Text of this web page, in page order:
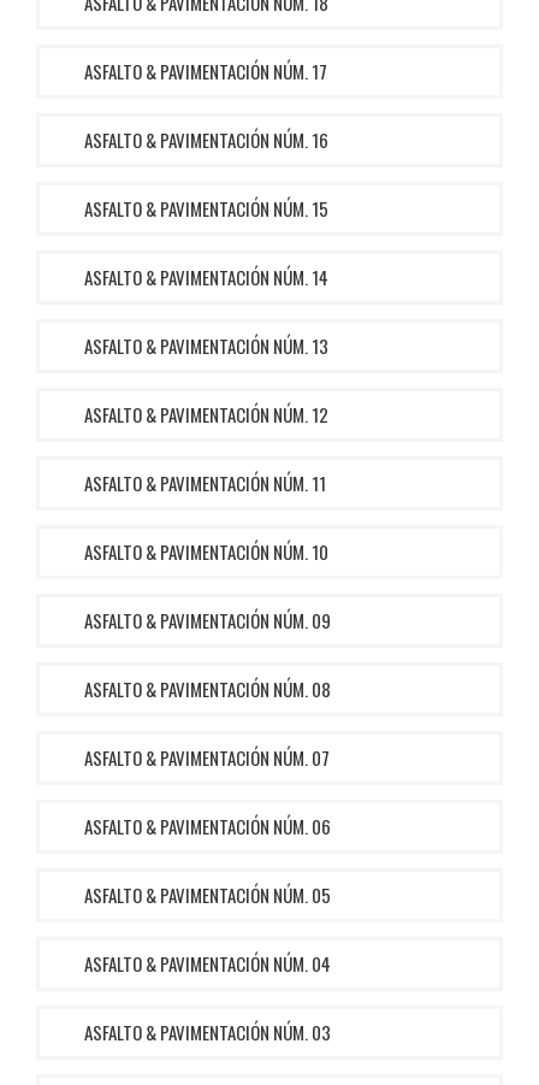
ASFALTO & PAVIMENTACIÓN NÚM. 17
ASFALTO & PAVIMENTACIÓN NÚM. 16
ASFALTO & PAVIMENTACIÓN NÚM. 15
ASFALTO & PAVIMENTACIÓN NÚM. 14
ASFALTO & PAVIMENTACIÓN NÚM. 13
ASFALTO & PAVIMENTACIÓN NÚM. 12
ASFALTO & PAVIMENTACIÓN NÚM. 11
ASFALTO & PAVIMENTACIÓN NÚM. 10
ASFALTO & PAVIMENTACIÓN NÚM. 09
ASFALTO & PAVIMENTACIÓN NÚM. 08
ASFALTO & PAVIMENTACIÓN NÚM. 07
ASFALTO & PAVIMENTACIÓN NÚM. 06
ASFALTO & PAVIMENTACIÓN NÚM. 05
ASFALTO & PAVIMENTACIÓN NÚM. 04
ASFALTO & PAVIMENTACIÓN NÚM. 03